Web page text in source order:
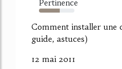
Pertinence
58%
Comment installer une
guide, astuces)
12 mai 2011